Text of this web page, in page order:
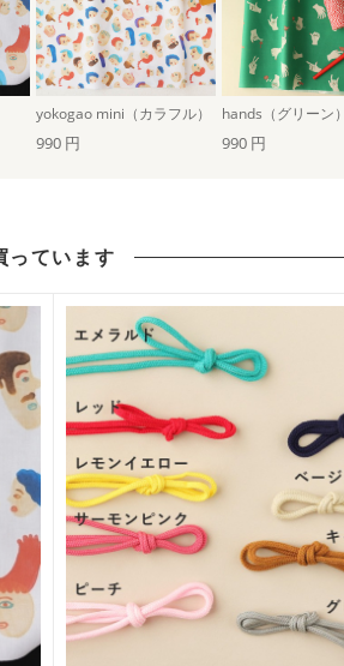
yokogao mini（カラフル） hands（グリーン）
990 円 990 円
っています